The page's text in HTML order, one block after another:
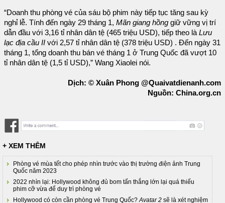
“Doanh thu phòng vé của sáu bộ phim này tiếp tục tăng sau kỳ
nghỉ lễ. Tính đến ngày 29 tháng 1, Mãn giang hồng giữ vững vị trí
dẫn đầu với 3,16 tỉ nhân dân tệ (465 triệu USD), tiếp theo là Lưu
lạc địa cầu II với 2,57 tỉ nhân dân tệ (378 triệu USD) . Đến ngày 31
tháng 1, tổng doanh thu bán vé tháng 1 ở Trung Quốc đã vượt 10
tỉ nhân dân tệ (1,5 tỉ USD),” Wang Xiaolei nói.
Dịch: © Xuân Phong @Quaivatdienanh.com
Nguồn: China.org.cn
+ XEM THÊM
Phòng vé mùa tết cho phép nhìn trước vào thị trường điện ảnh Trung
Quốc năm 2023
2022 nhìn lại: Hollywood không đủ bom tấn thắng lớn lại quá thiếu
phim cỡ vừa để duy trì phòng vé
Hollywood có còn cần phòng vé Trung Quốc?Avatar 2 sẽ là xét nghiệm